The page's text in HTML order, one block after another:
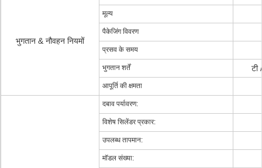
भुगतान & नौवहन नियमों
मूल्य
पैकेजिंग विवरण
प्रसव के समय
भुगतान शर्तें टी
आपूर्ति की क्षमता
दबाव पर्यावरण:
विशेष सिलेंडर प्रकार:
उपलब्ध तापमान:
मॉडल संख्या: